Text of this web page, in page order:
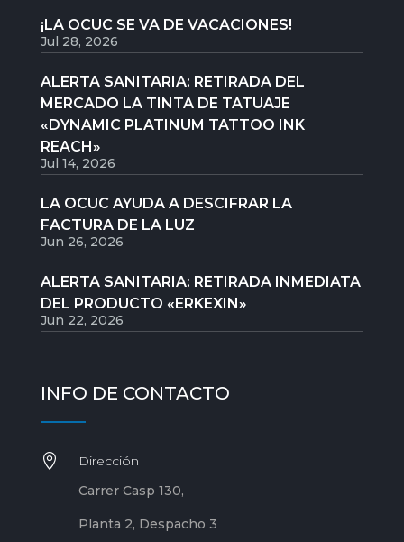
¡LA OCUC SE VA DE VACACIONES!
Jul 28, 2026
ALERTA SANITARIA: RETIRADA DEL
MERCADO LA TINTA DE TATUAJE
«DYNAMIC PLATINUM TATTOO INK
REACH»
Jul 14, 2026
LA OCUC AYUDA A DESCIFRAR LA
FACTURA DE LA LUZ
Jun 26, 2026
ALERTA SANITARIA: RETIRADA INMEDIATA
DEL PRODUCTO «ERKEXIN»
Jun 22, 2026
INFO DE CONTACTO

Dirección
Carrer Casp 130,
Planta 2, Despacho 3